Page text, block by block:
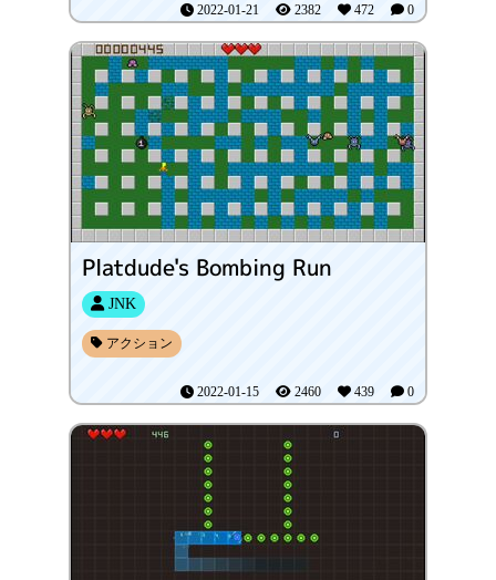
2022-01-21 2382 472 0
Platdude's Bombing Run
JNK
アクション
2022-01-15 2460 439 0